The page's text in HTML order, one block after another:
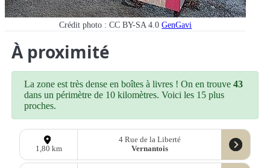
Crédit photo : CC BY-SA 4.0GenGavi
À proximité
La zone est très dense en boîtes à livres ! On en trouve43
dans un périmètre de 10 kilomètres. Voici les 15 plus
proches.
1,80 km
4 Rue de la Liberté
Vernantois